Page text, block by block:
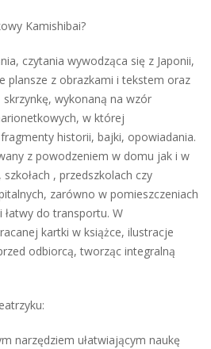
Kamishibai?
czytania wywodząca się z Japonii,
plansze z obrazkami i tekstem oraz
wykonaną na wzór
w której
historii, bajki, opowiadania.
z powodzeniem w domu jak i w
, przedszkolach czy
zarówno w pomieszczeniach
łatwy do transportu. W
kartki w książce, ilustracje
odbiorcą, tworząc integralną
narzędziem ułatwiającym naukę